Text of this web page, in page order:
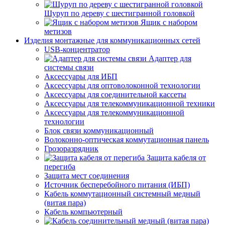
Шуруп по дереву с шестигранной головкой
Ящик с набором
метизов
Изделия монтажные для коммуникационных сетей
USB-концентратор
Адаптер для
системы связи
Аксессуары для ИБП
Аксессуары для оптоволоконной технологии
Аксессуары для соединительной кассеты
Аксессуары для телекоммуникационной техники
Аксессуары для телекоммуникационной
технологии
Блок связи коммуникационный
Волоконно-оптическая коммутационная панель
Грозоразрядник
Защита кабеля от
перегиба
Защита мест соединения
Источник бесперебойного питания (ИБП)
Кабель коммутационный системный медный
(витая пара)
Кабель компьютерный